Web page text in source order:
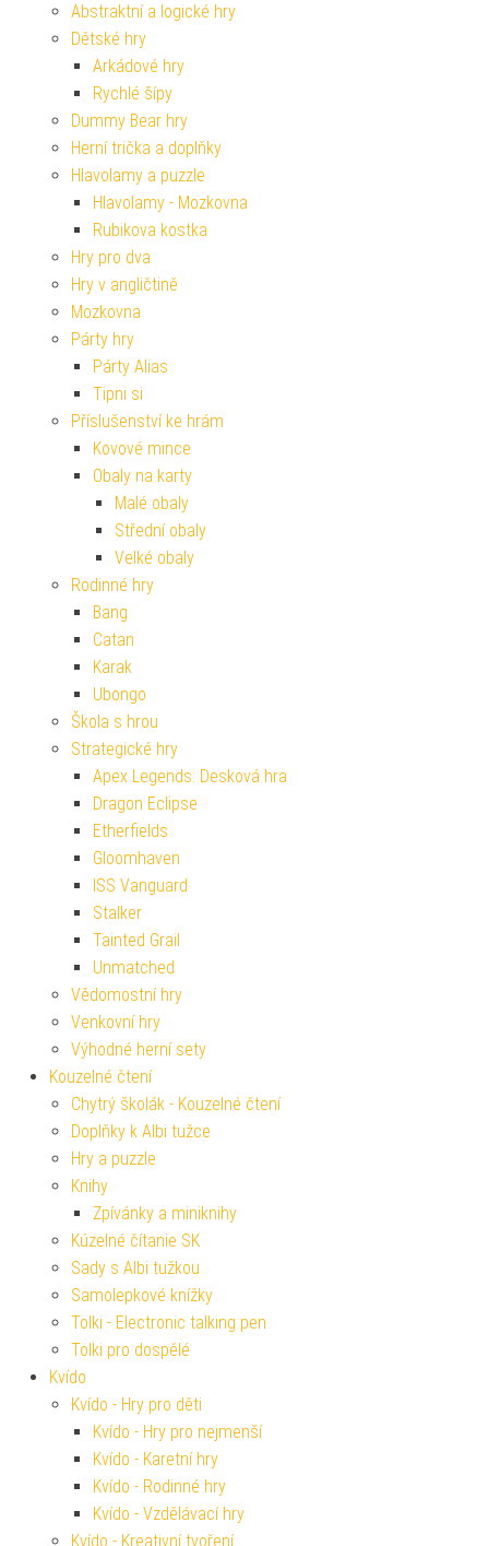
Abstraktní a logické hry
Dětské hry
Arkádové hry
Rychlé šípy
Dummy Bear hry
Herní trička a doplňky
Hlavolamy a puzzle
Hlavolamy - Mozkovna
Rubikova kostka
Hry pro dva
Hry v angličtině
Mozkovna
Párty hry
Párty Alias
Tipni si
Příslušenství ke hrám
Kovové mince
Obaly na karty
Malé obaly
Střední obaly
Velké obaly
Rodinné hry
Bang
Catan
Karak
Ubongo
Škola s hrou
Strategické hry
Apex Legends: Desková hra
Dragon Eclipse
Etherfields
Gloomhaven
ISS Vanguard
Stalker
Tainted Grail
Unmatched
Vědomostní hry
Venkovní hry
Výhodné herní sety
Kouzelné čtení
Chytrý školák - Kouzelné čtení
Doplňky k Albi tužce
Hry a puzzle
Knihy
Zpívánky a miniknihy
Kúzelné čítanie SK
Sady s Albi tužkou
Samolepkové knížky
Tolki - Electronic talking pen
Tolki pro dospělé
Kvído
Kvído - Hry pro děti
Kvído - Hry pro nejmenší
Kvído - Karetní hry
Kvído - Rodinné hry
Kvído - Vzdělávací hry
Kvído - Kreativní tvoření